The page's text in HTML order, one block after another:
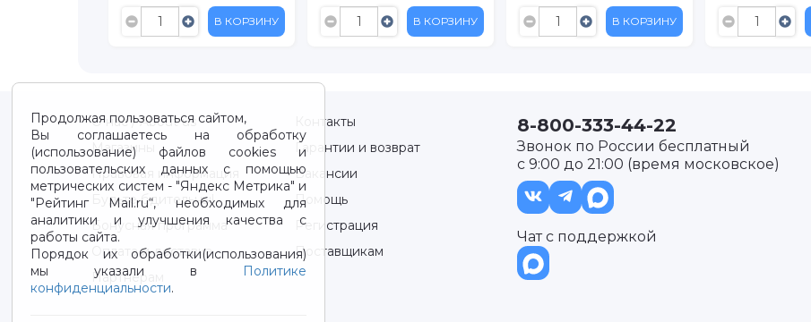
В КОРЗИНУ В КОРЗИНУ В КОРЗИНУ
Продолжая пользоваться сайтом,
Вы соглашаетесь на обработку
(использование) файлов cookies и
пользовательских данных с помощью
метрических систем - "Яндекс Метрика" и
"Рейтинг Mail.ru“, необходимых для
аналитики и улучшения качества с
работы сайта.
Порядок их обработки(использования)
мы указали в Политике
конфиденциальности.
О нас / About us
Контакты
Магазины
Гарантии и возврат
Правовая информация
Вакансии
Будьте бдительны!
Помощь
Бонусная программа
Регистрация
Оплата и доставка
Поставщикам
Партнерам
8-800-333-44-22
Звонок по России бесплатный
с 9:00 до 21:00 (время московское)
Чат с поддержкой